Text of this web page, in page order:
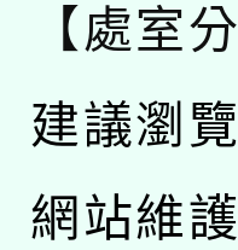
【處室
建議瀏
網站維